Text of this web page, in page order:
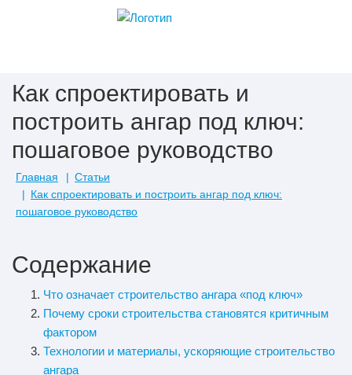
Как спроектировать и
построить ангар под ключ:
пошаговое руководство
Главная
Статьи
Как спроектировать и построить ангар под ключ:
пошаговое руководство
Содержание
Что означает строительство ангара «под ключ»
Почему сроки строительства становятся критичным
фактором
Технологии и материалы, ускоряющие строительство
ангара